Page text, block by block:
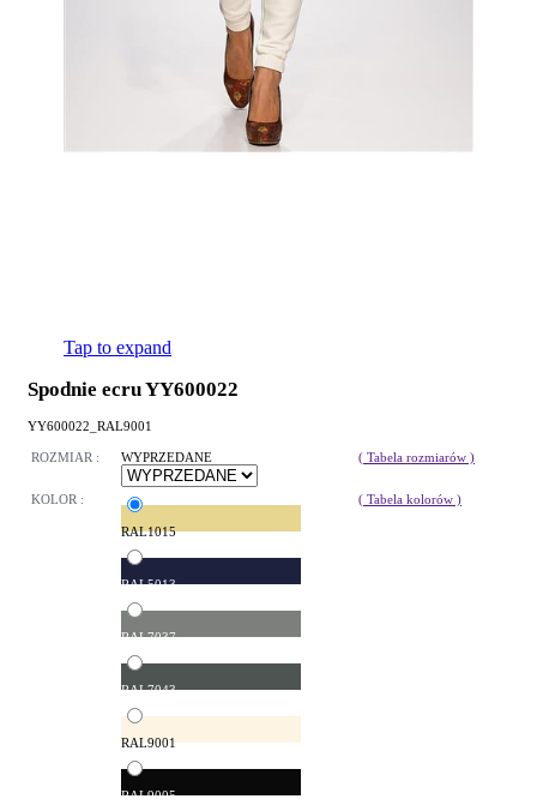
Tap to expand
Spodnie ecru YY600022
YY600022_RAL9001
ROZMIAR : WYPRZEDANE ( Tabela rozmiarów )
KOLOR :
RAL1015
RAL5013
RAL7037
RAL7043
RAL9001
RAL9005
( Tabela kolorów )